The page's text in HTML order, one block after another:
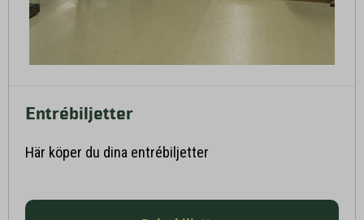
Entrébiljetter
Här köper du dina entrébiljetter